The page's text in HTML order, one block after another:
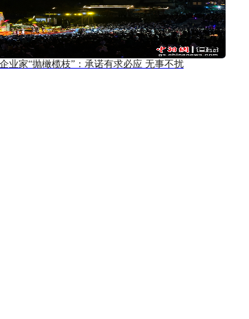
业家“抛橄榄枝”：承诺有求必应 无事不扰